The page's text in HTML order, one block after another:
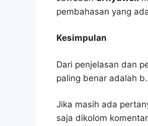
pembahasan yang
Kesimpulan
Dari penjelasan dan
paling benar adalah
Jika masih ada
saja dikolom